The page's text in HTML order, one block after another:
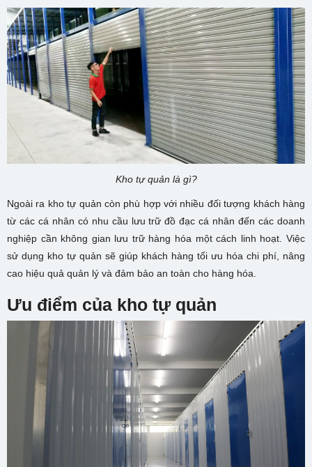
Kho tự quản là gì?
Ngoài ra kho tự quản còn phù hợp với nhiều đối tượng khách hàng
từ các cá nhân có nhu cầu lưu trữ đồ đạc cá nhân đến các doanh
nghiệp cần không gian lưu trữ hàng hóa một cách linh hoạt. Việc
sử dụng kho tự quản sẽ giúp khách hàng tối ưu hóa chi phí, nâng
cao hiệu quả quản lý và đảm bảo an toàn cho hàng hóa.
Ưu điểm của kho tự quản